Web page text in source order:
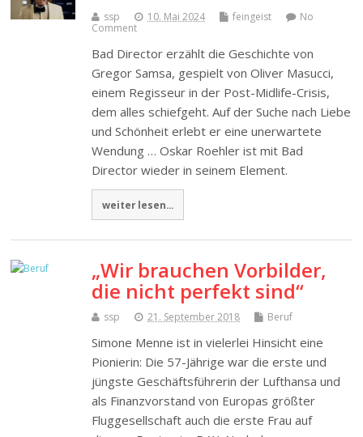
ssp 10. Mai 2024 feingeist
No
Comment
Bad Director erzählt die Geschichte von
Gregor Samsa, gespielt von Oliver Masucci,
einem Regisseur in der Post-Midlife-Crisis,
dem alles schiefgeht. Auf der Suche nach Liebe
und Schönheit erlebt er eine unerwartete
Wendung … Oskar Roehler ist mit Bad
Director wieder in seinem Element.
weiter lesen...
„Wir brauchen Vorbilder,
die nicht perfekt sind“
ssp 21. September 2018 Beruf
Simone Menne ist in vielerlei Hinsicht eine
Pionierin: Die 57-Jährige war die erste und
jüngste Geschäftsführerin der Lufthansa und
als Finanzvorstand von Europas größter
Fluggesellschaft auch die erste Frau auf